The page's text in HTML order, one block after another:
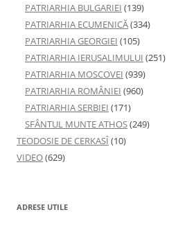
PATRIARHIA BULGARIEI (139)
PATRIARHIA ECUMENICĂ(334)
PATRIARHIA GEORGIEI (105)
PATRIARHIA IERUSALIMULUI (251)
PATRIARHIA MOSCOVEI (939)
PATRIARHIA ROMÂNIEI (960)
PATRIARHIA SERBIEI (171)
SFÂNTUL MUNTE ATHOS(249)
TEODOSIE DE CERKASÎ(10)
VIDEO(629)
ADRESE UTILE